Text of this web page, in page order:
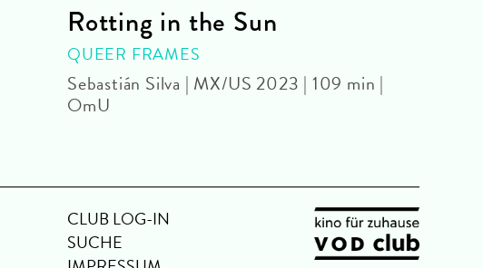
Rotting in the Sun
QUEER FRAMES
Sebastián Silva | MX/US 2023 | 109 min |
OmU
CLUB LOG-IN
SUCHE